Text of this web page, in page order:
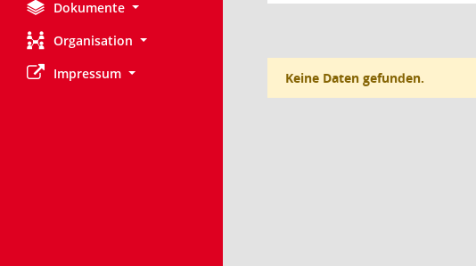
Dokumente
Organisation
Impressum
Keine Daten gefunden.